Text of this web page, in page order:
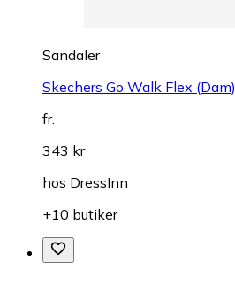
Sandaler
Skechers Go Walk Flex (Dam)
fr.
343 kr
hos DressInn
+10 butiker